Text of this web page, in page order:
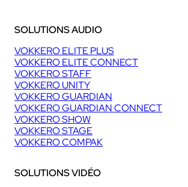
SOLUTIONS AUDIO
VOKKERO ELITE PLUS
VOKKERO ELITE CONNECT
VOKKERO STAFF
VOKKERO UNITY
VOKKERO GUARDIAN
VOKKERO GUARDIAN CONNECT
VOKKERO SHOW
VOKKERO STAGE
VOKKERO COMPAK
SOLUTIONS VIDÉO